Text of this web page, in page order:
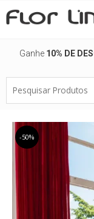
para
Ganhe 10% DE
Produtos
-50%